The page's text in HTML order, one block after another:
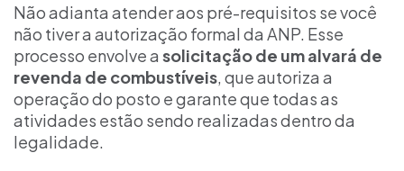
Não adianta atender aos pré-requisitos se você
não tiver a autorização formal da ANP. Esse
processo envolve a solicitação de um alvará de
revenda de combustíveis, que autoriza a
operação do posto e garante que todas as
atividades estão sendo realizadas dentro da
legalidade.